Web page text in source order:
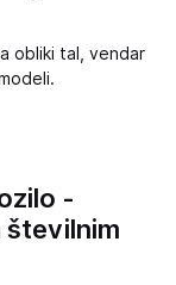
obliki tal, vendar
-
številnim